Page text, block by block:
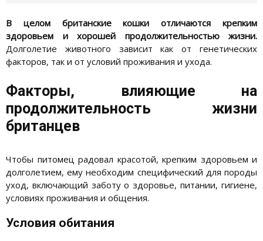
В целом британские кошки отличаются крепким
здоровьем и хорошей продолжительностью жизни.
Долголетие животного зависит как от генетических
факторов, так и от условий проживания и ухода.
Факторы, влияющие на
продолжительность жизни
британцев
Чтобы питомец радовал красотой, крепким здоровьем и
долголетием, ему необходим специфический для породы
уход, включающий заботу о здоровье, питании, гигиене,
условиях проживания и общения.
Условия обитания